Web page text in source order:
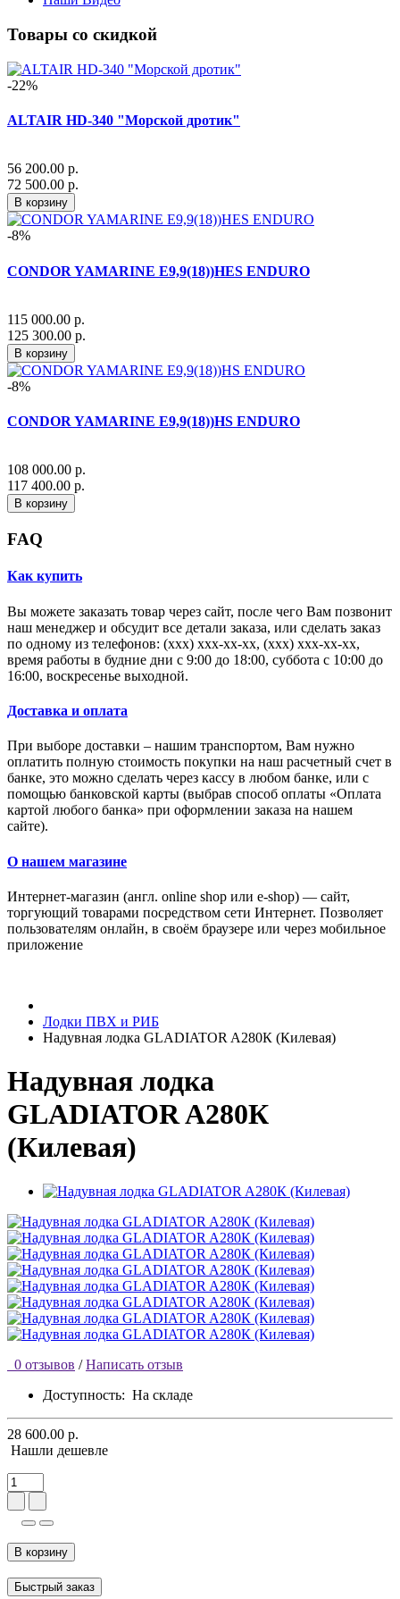
Товары со скидкой
-22%
ALTAIR HD-340 "Морской дротик"
56 200.00 р.
72 500.00 р.
В корзину
-8%
CONDOR YAMARINE E9,9(18))HES ENDURO
115 000.00 р.
125 300.00 р.
В корзину
-8%
CONDOR YAMARINE E9,9(18))HS ENDURO
108 000.00 р.
117 400.00 р.
В корзину
FAQ
Как купить
Вы можете заказать товар через сайт, после чего Вам позвонит
наш менеджер и обсудит все детали заказа, или сделать заказ
по одному из телефонов: (xxx) xxx-xx-xx, (xxx) xxx-xx-xx,
время работы в будние дни с 9:00 до 18:00, суббота с 10:00 до
16:00, воскресенье выходной.
Доставка и оплата
При выборе доставки – нашим транспортом, Вам нужно
оплатить полную стоимость покупки на наш расчетный счет в
банке, это можно сделать через кассу в любом банке, или с
помощью банковской карты (выбрав способ оплаты «Оплата
картой любого банка» при оформлении заказа на нашем
сайте).
О нашем магазине
Интернет-магазин (англ. online shop или e-shop) — сайт,
торгующий товарами посредством сети Интернет. Позволяет
пользователям онлайн, в своём браузере или через мобильное
приложение
Лодки ПВХ и РИБ
Надувная лодка GLADIATOR A280К (Килевая)
Надувная лодка
GLADIATOR A280К
(Килевая)
0 отзывов / Написать отзыв
Доступность: На складе
28 600.00 р.
Нашли дешевле
В корзину
Быстрый заказ